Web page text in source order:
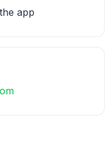
app